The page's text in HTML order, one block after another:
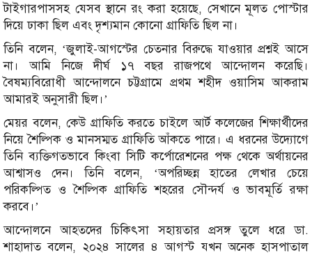
টাইগারপাসসহ যেসব স্থানে রং করা হয়েছে, সেখানে মূলত পোস্টার
দিয়ে ঢাকা ছিল এবং দৃশ্যমান কোনো গ্রাফিতি ছিল না।
তিনি বলেন, ‘জুলাই-আগস্টের চেতনার বিরুদ্ধে যাওয়ার প্রশ্নই আসে
না। আমি নিজে দীর্ঘ ১৭ বছর রাজপথে আন্দোলন করেছি।
বৈষম্যবিরোধী আন্দোলনে চট্টগ্রামে প্রথম শহীদ ওয়াসিম আকরাম
আমারই অনুসারী ছিল।’
মেয়র বলেন, কেউ গ্রাফিতি করতে চাইলে আর্ট কলেজের শিক্ষার্থীদের
নিয়ে শৈল্পিক ও মানসম্মত গ্রাফিতি আঁকতে পারে। এ ধরনের উদ্যোগে
তিনি ব্যক্তিগতভাবে কিংবা সিটি কর্পোরেশনের পক্ষ থেকে অর্থায়নের
আশ্বাসও দেন। তিনি বলেন, ‘অপরিচ্ছন্ন হাতের লেখার চেয়ে
পরিকল্পিত ও শৈল্পিক গ্রাফিতি শহরের সৌন্দর্য ও ভাবমূর্তি রক্ষা
করবে।’
আন্দোলনে আহতদের চিকিৎসা সহায়তার প্রসঙ্গ তুলে ধরে ডা.
শাহাদাত বলেন, ২০২৪ সালের ৪ আগস্ট যখন অনেক হাসপাতাল